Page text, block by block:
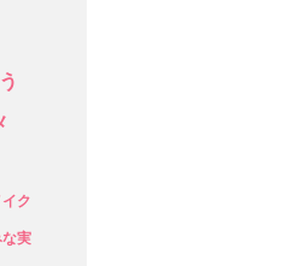
ク
実